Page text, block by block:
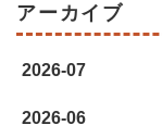
アーカイブ
2026-07
2026-06